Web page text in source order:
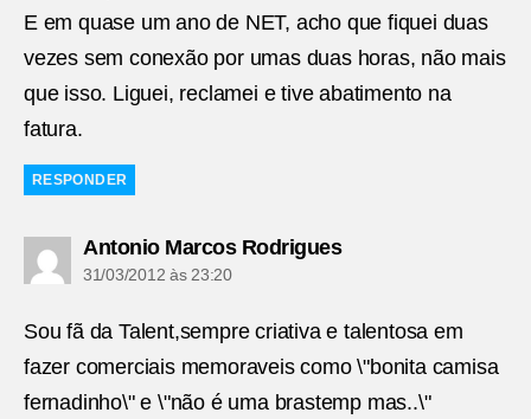
E em quase um ano de NET, acho que fiquei duas
vezes sem conexão por umas duas horas, não mais
que isso. Liguei, reclamei e tive abatimento na
fatura.
RESPONDER
Antonio Marcos Rodriguesdiz:
31/03/2012 às 23:20
Sou fã da Talent,sempre criativa e talentosa em
fazer comerciais memoraveis como \"bonita camisa
fernadinho\" e \"não é uma brastemp mas..\"